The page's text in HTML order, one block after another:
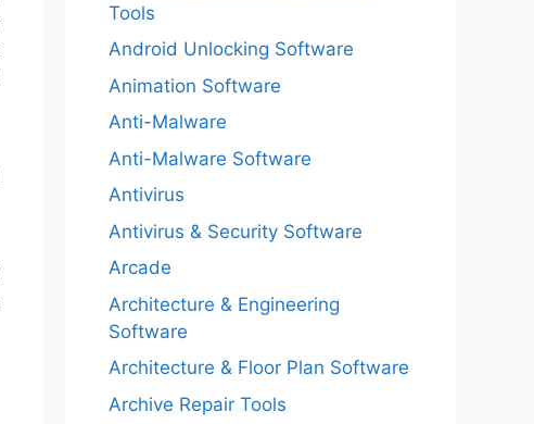
Tools
Android Unlocking Software
Animation Software
Anti-Malware
Anti-Malware Software
Antivirus
Antivirus & Security Software
Arcade
Architecture & Engineering
Software
Architecture & Floor Plan Software
Archive Repair Tools